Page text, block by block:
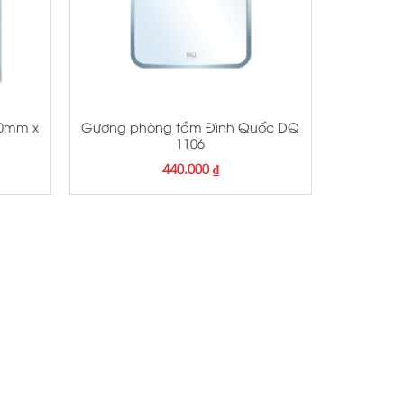
x
Gương phòng tắm Đình Quốc DQ
1106
440.000₫